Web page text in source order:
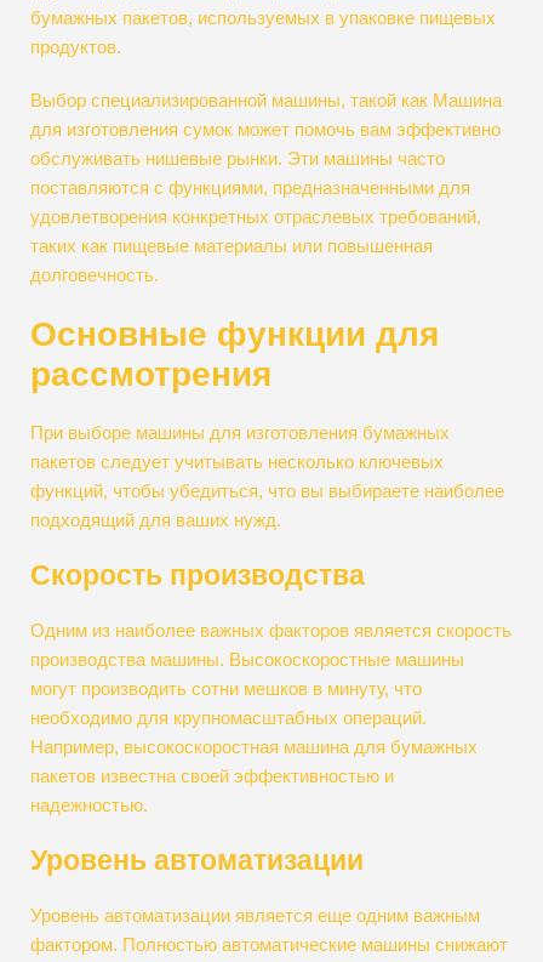
бумажных пакетов, используемых в упаковке пищевых
продуктов.
Выбор специализированной машины, такой как Машина
для изготовления сумок может помочь вам эффективно
обслуживать нишевые рынки. Эти машины часто
поставляются с функциями, предназначенными для
удовлетворения конкретных отраслевых требований,
таких как пищевые материалы или повышенная
долговечность.
Основные функции для
рассмотрения
При выборе машины для изготовления бумажных
пакетов следует учитывать несколько ключевых
функций, чтобы убедиться, что вы выбираете наиболее
подходящий для ваших нужд.
Скорость производства
Одним из наиболее важных факторов является скорость
производства машины. Высокоскоростные машины
могут производить сотни мешков в минуту, что
необходимо для крупномасштабных операций.
Например, высокоскоростная машина для бумажных
пакетов известна своей эффективностью и
надежностью.
Уровень автоматизации
Уровень автоматизации является еще одним важным
фактором. Полностью автоматические машины снижают